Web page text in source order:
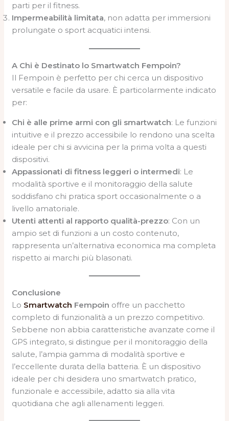
parti per il fitness.
Impermeabilità limitata, non adatta per immersioni
prolungate o sport acquatici intensi.
A Chi è Destinato lo Smartwatch Fempoin?
Il Fempoin è perfetto per chi cerca un dispositivo
versatile e facile da usare. È particolarmente indicato
per:
Chi è alle prime armi con gli smartwatch: Le funzioni
intuitive e il prezzo accessibile lo rendono una scelta
ideale per chi si avvicina per la prima volta a questi
dispositivi.
Appassionati di fitness leggeri o intermedi: Le
modalità sportive e il monitoraggio della salute
soddisfano chi pratica sport occasionalmente o a
livello amatoriale.
Utenti attenti al rapporto qualità-prezzo: Con un
ampio set di funzioni a un costo contenuto,
rappresenta un’alternativa economica ma completa
rispetto ai marchi più blasonati.
Conclusione
Lo Smartwatch Fempoin offre un pacchetto
completo di funzionalità a un prezzo competitivo.
Sebbene non abbia caratteristiche avanzate come il
GPS integrato, si distingue per il monitoraggio della
salute, l’ampia gamma di modalità sportive e
l’eccellente durata della batteria. È un dispositivo
ideale per chi desidera uno smartwatch pratico,
funzionale e accessibile, adatto sia alla vita
quotidiana che agli allenamenti leggeri.